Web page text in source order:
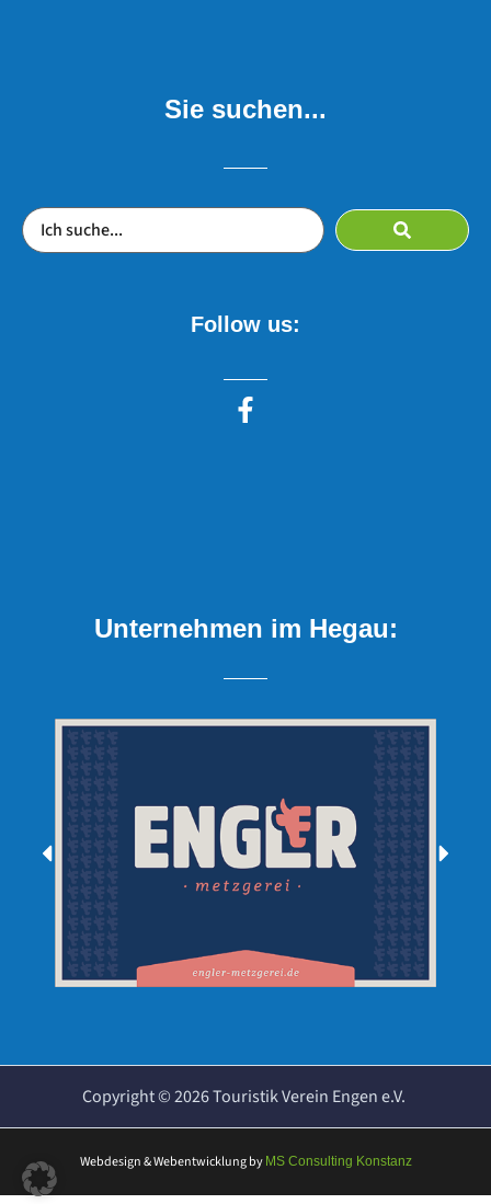
Sie suchen...
Follow us:
Unternehmen im Hegau:
Copyright ©2026Touristik Verein Engen e.V.
Webdesign & Webentwicklungby MS Consulting Konstanz